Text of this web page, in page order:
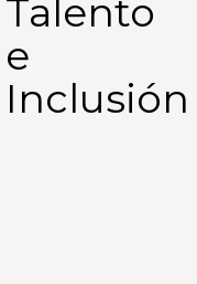
Talento
e
Inclusión